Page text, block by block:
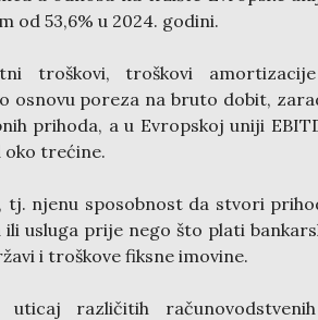
od 53,6% u 2024. godini.
troškovi, troškovi
osnovu poreza na bruto dobit,
prihoda, a u Evropskoj uniji
oko trećine.
tj. njenu sposobnost da stvori
usluga prije nego što plati
i troškove fiksne imovine.
različitih